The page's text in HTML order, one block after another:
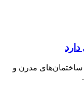
مدرن و